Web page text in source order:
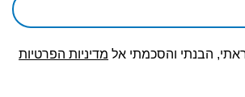
הבנתי והסכמתי אל מדיניות הפרטיות